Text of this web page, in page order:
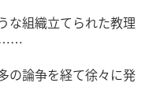
な組織立てられた教理
……
の論争を経て徐々に発